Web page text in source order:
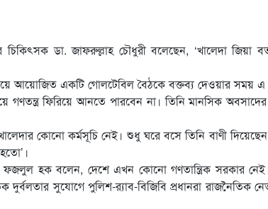
চিকিৎসক ডা. জাফরুল্লাহ চৌধুরী বলেছেন, ‘খালেদা জিয়া
আয়োজিত একটি গোলটেবিল বৈঠকে বক্তব্য দেওয়ার সময় এ
গণতন্ত্র ফিরিয়ে আনতে পারবেন না। তিনি মানসিক
কোনো কর্মসূচি নেই। শুধু ঘরে বসে তিনি বাণী
ফজলুল হক বলেন, দেশে এখন কোনো গণতান্ত্রিক সরকার
সুযোগে পুলিশ-র‌্যাব-বিজিবি প্রধানরা রাজনৈতিক